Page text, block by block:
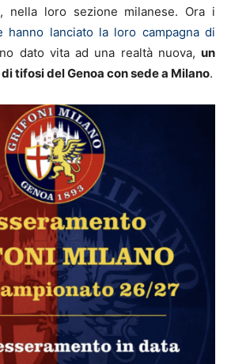
nella loro sezione milanese. Ora i
hanno lanciato la loro campagna di
dato vita ad una realtà nuova, un
tifosi del Genoa con sede a Milano.